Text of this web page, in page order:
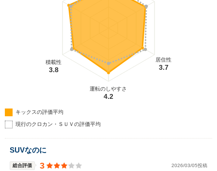
居住性
3.7
運転のしやすさ
4.2
積載性
3.8
キックスの評価平均
現行のクロカン・ＳＵＶの評価平均
SUVなのに
総合評価 3 2026/03/05投稿